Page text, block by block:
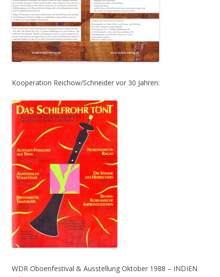
Kooperation Reichow/Schneider vor 30 Jahren:
WDR Oboenfestival & Ausstellung Oktober 1988 – INDIEN